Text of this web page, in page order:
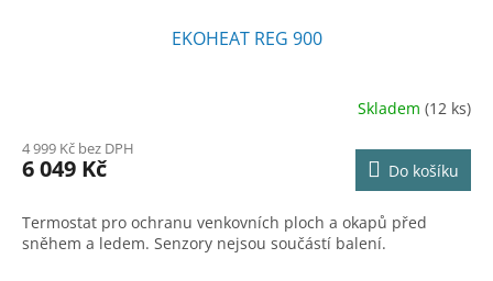
EKOHEAT REG 900
produktu
je
z
5
Skladem(12 ks)
4 999 Kč bez DPH
6 049 Kč Do košíku
Termostat pro ochranu venkovních ploch a okapů před
sněhem a ledem. Senzory nejsou součástí balení.